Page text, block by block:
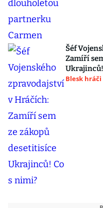
Šéf
Zamíří
Blesk hráči